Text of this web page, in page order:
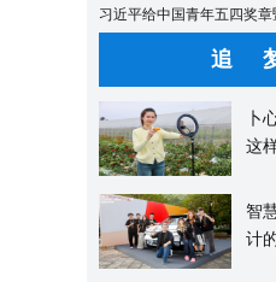
习近平给中国青年五四奖
追
卜
这
智
计